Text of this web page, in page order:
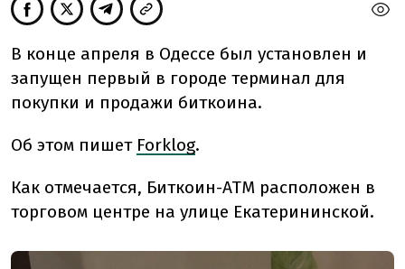
В конце апреля в Одессе был установлен и
запущен первый в городе терминал для
покупки и продажи биткоина.
Об этом пишет Forklog.
Как отмечается, Биткоин-ATM расположен в
торговом центре на улице Екатерининской.